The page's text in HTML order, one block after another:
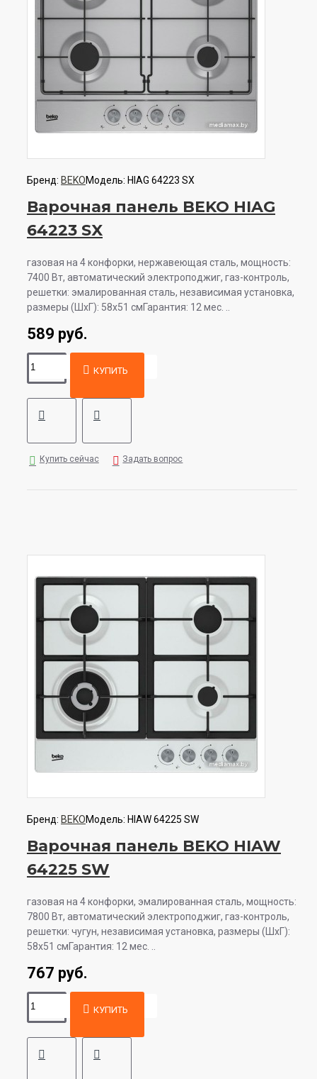
Бренд: BEKOМодель: HIAG 64223 SX
Варочная панель BEKO HIAG
64223 SX
газовая на 4 конфорки, нержавеющая сталь, мощность:
7400 Вт, автоматический электроподжиг, газ-контроль,
решетки: эмалированная сталь, независимая установка,
размеры (ШхГ): 58x51 смГарантия: 12 мес. ..
589 руб.
КУПИТЬ
Купить сейчас Задать вопрос
Бренд: BEKOМодель: HIAW 64225 SW
Варочная панель BEKO HIAW
64225 SW
газовая на 4 конфорки, эмалированная сталь, мощность:
7800 Вт, автоматический электроподжиг, газ-контроль,
решетки: чугун, независимая установка, размеры (ШхГ):
58x51 смГарантия: 12 мес. ..
767 руб.
КУПИТЬ